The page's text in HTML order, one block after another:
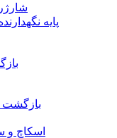
پایه
بازگشت
اسکاچ